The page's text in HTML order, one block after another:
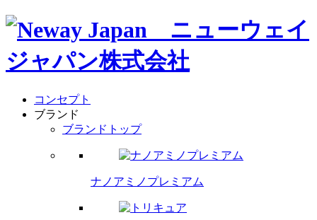
コンセプト
ブランド
ブランドトップ
ナノアミノプレミアム